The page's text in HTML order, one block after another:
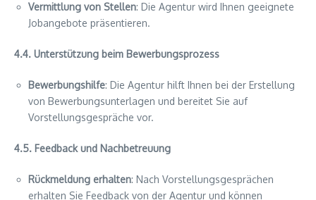
Vermittlung von Stellen: Die Agentur wird Ihnen geeignete
Jobangebote präsentieren.
4.4. Unterstützung beim Bewerbungsprozess
Bewerbungshilfe: Die Agentur hilft Ihnen bei der Erstellung
von Bewerbungsunterlagen und bereitet Sie auf
Vorstellungsgespräche vor.
4.5. Feedback und Nachbetreuung
Rückmeldung erhalten: Nach Vorstellungsgesprächen
erhalten Sie Feedback von der Agentur und können